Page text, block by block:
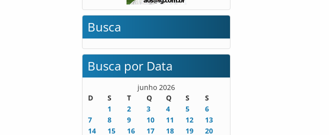
Busca
Busca por Data
junho 2026
D
S T Q Q S
S
1
2 3 4 5
6
7
8 9 10 11 12
13
14
15 16 17 18 19 20